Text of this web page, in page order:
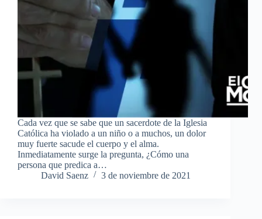
Cada vez que se sabe que un sacerdote de la Iglesia
Católica ha violado a un niño o a muchos, un dolor
muy fuerte sacude el cuerpo y el alma.
Inmediatamente surge la pregunta, ¿Cómo una
persona que predica a…
David Saenz
3 de noviembre de 2021